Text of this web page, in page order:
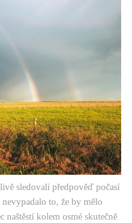
sledovali předpověď počasí
to, že by mělo
naštěstí kolem osmé skutečně